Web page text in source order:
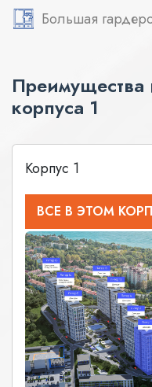
Большая
корпуса 1
Корпус 1
ВСЕ В ЭТОМ